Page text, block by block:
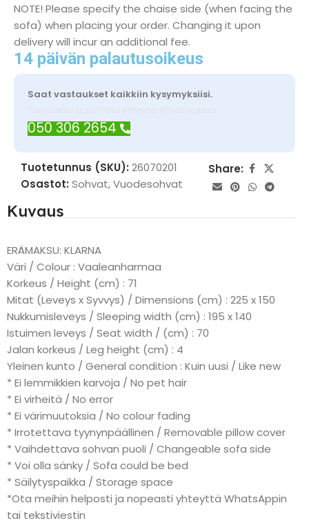
NOTE! Please specify the chaise side (when facing the
sofa) when placing your order. Changing it upon
delivery will incur an additional fee.
14 päivän palautusoikeus
Saat vastaukset kaikkiin kysymyksiisi.
Tarvitsetko apua? Ota yhteyttä WhatsAppilla
050 306 2654
Tuotetunnus (SKU): 26070201
Osastot: Sohvat,Vuodesohvat
Share:
Kuvaus
ERÄMAKSU: KLARNA
Väri / Colour : Vaaleanharmaa
Korkeus / Height (cm) : 71
Mitat (Leveys x Syvvys) / Dimensions (cm) : 225 x 150
Nukkumisleveys / Sleeping width (cm) : 195 x 140
Istuimen leveys / Seat width / (cm) : 70
Jalan korkeus / Leg height (cm) : 4
Yleinen kunto / General condition : Kuin uusi / Like new
* Ei lemmikkien karvoja / No pet hair
* Ei virheitä / No error
* Ei värimuutoksia / No colour fading
* Irrotettava tyynynpäällinen / Removable pillow cover
* Vaihdettava sohvan puoli / Changeable sofa side
* Voi olla sänky / Sofa could be bed
* Säilytyspaikka / Storage space
*Ota meihin helposti ja nopeasti yhteyttä WhatsAppin
tai tekstiviestin